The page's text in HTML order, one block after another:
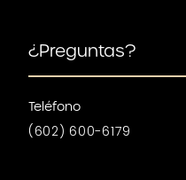
¿Preguntas?
Teléfono
(602) 600-6179